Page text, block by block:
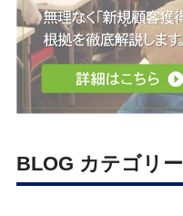
BLOG カテゴリー